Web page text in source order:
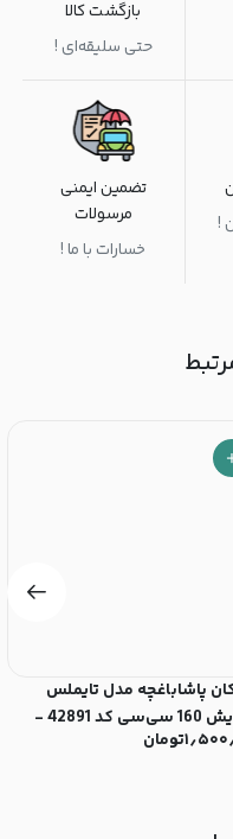
بازگشت کالا
حتی سلیقه‌ای !
تضمین ایمنی
مرسولات
خسارات با ما !
پاشاباغچه مدل تایملس
گنجایش 160 سی‌سی کد 42891 -
تومان